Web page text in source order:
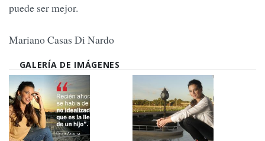
puede ser mejor.
Mariano Casas Di Nardo
GALERÍA DE IMÁGENES